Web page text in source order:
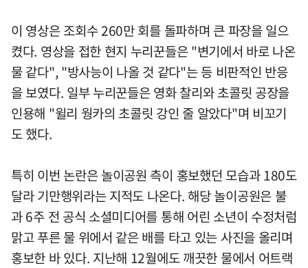
이 영상은 조회수 260만 회를 돌파하며 큰 파장을 일으
켰다. 영상을 접한 현지 누리꾼들은 "변기에서 바로 나온
물 같다", "방사능이 나올 것 같다"는 등 비판적인 반응
을 보였다. 일부 누리꾼들은 영화 찰리와 초콜릿 공장을
인용해 "윌리 웡카의 초콜릿 강인 줄 알았다"며 비꼬기
도 했다.
특히 이번 논란은 놀이공원 측이 홍보했던 모습과 180도
달라 기만행위라는 지적도 나온다. 해당 놀이공원은 불
과 6주 전 공식 소셜미디어를 통해 어린 소년이 수정처럼
맑고 푸른 물 위에서 같은 배를 타고 있는 사진을 올리며
홍보한 바 있다. 지난해 12월에도 깨끗한 물에서 어트랙